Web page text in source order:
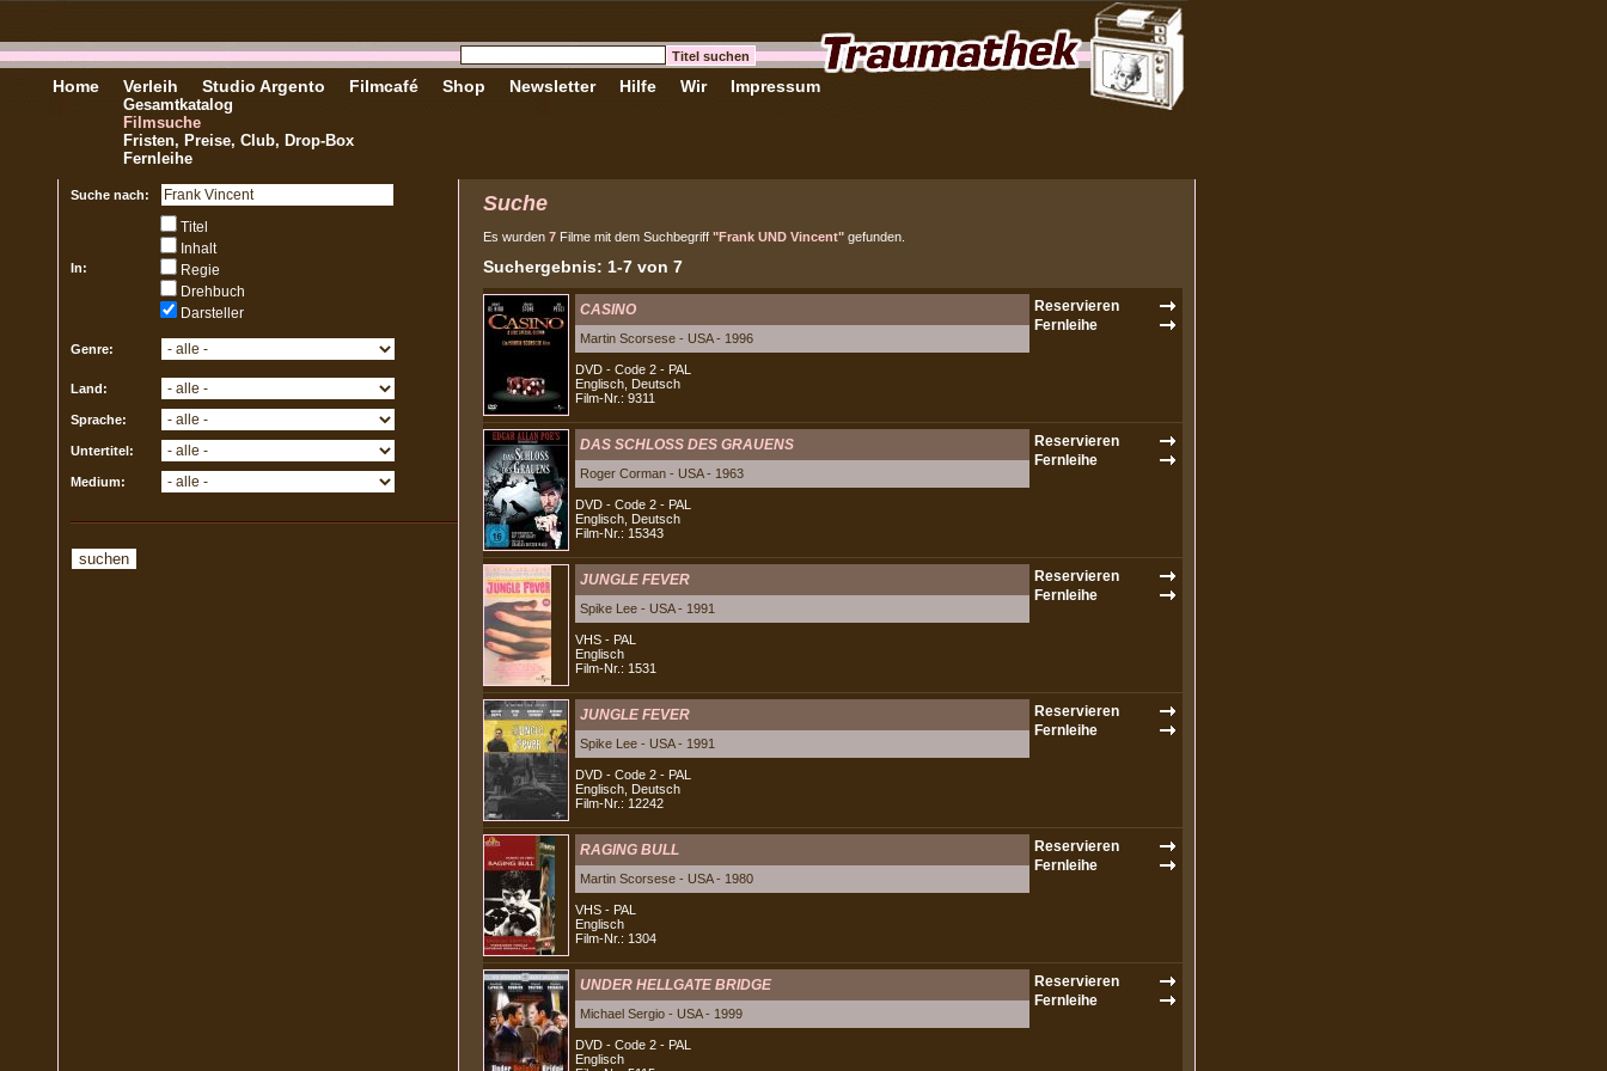
Home Verleih
Gesamtkatalog
Filmsuche
Fristen, Preise, Club, Drop-Box
Fernleihe
Studio Argento Filmcafé Shop Newsletter Hilfe Wir Impressum
Suche nach:
In:
Titel
Inhalt
Regie
Drehbuch
Darsteller
Genre:
Land:
Sprache:
Untertitel:
Medium:
Suche
Es wurden 7 Filme mit dem Suchbegriff "Frank UND Vincent" gefunden.
Suchergebnis: 1-7 von 7
CASINO
Martin Scorsese - USA - 1996
DVD - Code 2 - PAL
Englisch, Deutsch
Film-Nr.: 9311
DAS SCHLOSS DES GRAUENS
Roger Corman - USA - 1963
DVD - Code 2 - PAL
Englisch, Deutsch
Film-Nr.: 15343
JUNGLE FEVER
Spike Lee - USA - 1991
VHS - PAL
Englisch
Film-Nr.: 1531
JUNGLE FEVER
Spike Lee - USA - 1991
DVD - Code 2 - PAL
Englisch, Deutsch
Film-Nr.: 12242
RAGING BULL
Martin Scorsese - USA - 1980
VHS - PAL
Englisch
Film-Nr.: 1304
UNDER HELLGATE BRIDGE
Michael Sergio - USA - 1999
DVD - Code 2 - PAL
Englisch